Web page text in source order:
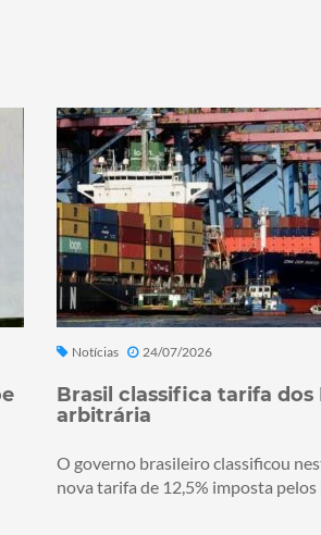
Notícias 24/07/2026
Brasil classifica tarifa dos
arbitrária
O governo brasileiro classificou
nova tarifa de 12,5% imposta pelos